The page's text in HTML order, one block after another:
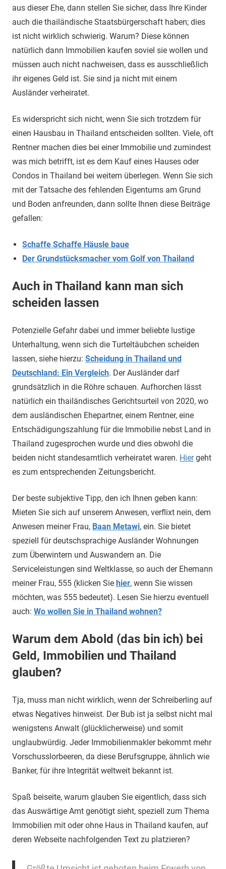
aus dieser Ehe, dann stellen Sie sicher, dass Ihre Kinder
auch die thailändische Staatsbürgerschaft haben; dies
ist nicht wirklich schwierig. Warum? Diese können
natürlich dann Immobilien kaufen soviel sie wollen und
müssen auch nicht nachweisen, dass es ausschließlich
ihr eigenes Geld ist. Sie sind ja nicht mit einem
Ausländer verheiratet.
Es widerspricht sich nicht, wenn Sie sich trotzdem für
einen Hausbau in Thailand entscheiden sollten. Viele, oft
Rentner machen dies bei einer Immobilie und zumindest
was mich betrifft, ist es dem Kauf eines Hauses oder
Condos in Thailand bei weitem überlegen. Wenn Sie sich
mit der Tatsache des fehlenden Eigentums am Grund
und Boden anfreunden, dann sollte Ihnen diese Beiträge
gefallen:
Schaffe Schaffe Häusle baue
Der Grundstücksmacher vom Golf von Thailand
Auch in Thailand kann man sich
scheiden lassen
Potenzielle Gefahr dabei und immer beliebte lustige
Unterhaltung, wenn sich die Turteltäubchen scheiden
lassen, siehe hierzu: Scheidung in Thailand und
Deutschland: Ein Vergleich. Der Ausländer darf
grundsätzlich in die Röhre schauen. Aufhorchen lässt
natürlich ein thailändisches Gerichtsurteil von 2020, wo
dem ausländischen Ehepartner, einem Rentner, eine
Entschädigungszahlung für die Immobilie nebst Land in
Thailand zugesprochen wurde und dies obwohl die
beiden nicht standesamtlich verheiratet waren. Hiergeht
es zum entsprechenden Zeitungsbericht.
Der beste subjektive Tipp, den ich Ihnen geben kann:
Mieten Sie sich auf unserem Anwesen, verflixt nein, dem
Anwesen meiner Frau, Baan Metawi, ein. Sie bietet
speziell für deutschsprachige Ausländer Wohnungen
zum Überwintern und Auswandern an. Die
Serviceleistungen sind Weltklasse, so auch der Ehemann
meiner Frau, 555 (klicken Sie hier, wenn Sie wissen
möchten, was 555 bedeutet). Lesen Sie hierzu eventuell
auch: Wo wollen Sie in Thailand wohnen?
Warum dem Abold (das bin ich) bei
Geld, Immobilien und Thailand
glauben?
Tja, muss man nicht wirklich, wenn der Schreiberling auf
etwas Negatives hinweist. Der Bub ist ja selbst nicht mal
wenigstens Anwalt (glücklicherweise) und somit
unglaubwürdig. Jeder Immobilienmakler bekommt mehr
Vorschusslorbeeren, da diese Berufsgruppe, ähnlich wie
Banker, für ihre Integrität weltweit bekannt ist.
Spaß beiseite, warum glauben Sie eigentlich, dass sich
das Auswärtige Amt genötigt sieht, speziell zum Thema
Immobilien mit oder ohne Haus in Thailand kaufen, auf
deren Webseite nachfolgenden Text zu platzieren?